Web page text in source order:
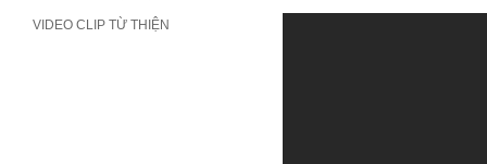
VIDEO CLIP TỪ THIỆN